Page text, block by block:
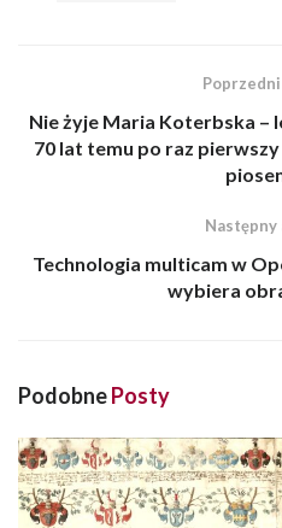
Nie żyje Maria Koterbska –
70 lat temu po raz pierwszy
Następny
Technologia multicam w
wybiera
PodobnePosty